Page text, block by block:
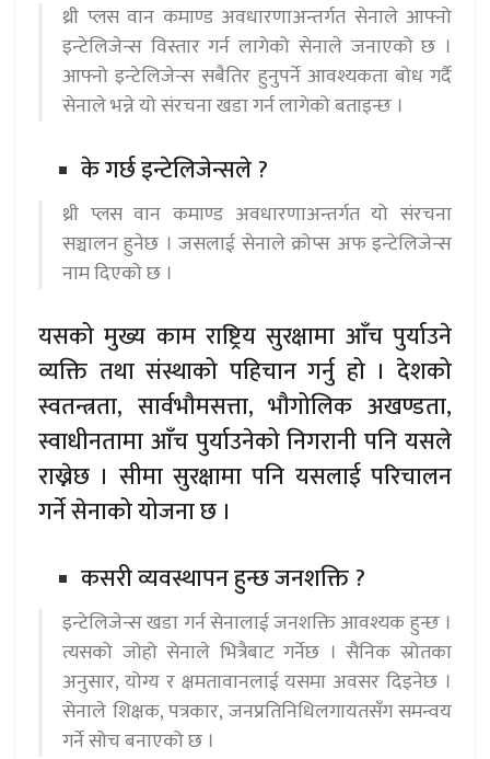
थ्री प्लस वान कमाण्ड अवधारणाअन्तर्गत सेनाले आफ्नो
इन्टेलिजेन्स विस्तार गर्न लागेको सेनाले जनाएको छ ।
आफ्नो इन्टेलिजेन्स सबैतिर हुनुपर्ने आवश्यकता बोध गर्दै
सेनाले भन्ने यो संरचना खडा गर्न लागेको बताइन्छ ।
के गर्छ इन्टेलिजेन्सले ?
थ्री प्लस वान कमाण्ड अवधारणाअन्तर्गत यो संरचना
सञ्चालन हुनेछ । जसलाई सेनाले क्रोप्स अफ इन्टेलिजेन्स
नाम दिएको छ ।
यसको मुख्य काम राष्ट्रिय सुरक्षामा आँच पुर्याउने
व्यक्ति तथा संस्थाको पहिचान गर्नु हो । देशको
स्वतन्त्रता, सार्वभौमसत्ता, भौगोलिक अखण्डता,
स्वाधीनतामा आँच पुर्याउनेको निगरानी पनि यसले
राख्नेछ । सीमा सुरक्षामा पनि यसलाई परिचालन
गर्ने सेनाको योजना छ ।
कसरी व्यवस्थापन हुन्छ जनशक्ति ?
इन्टेलिजेन्स खडा गर्न सेनालाई जनशक्ति आवश्यक हुन्छ ।
त्यसको जोहो सेनाले भित्रैबाट गर्नेछ । सैनिक स्रोतका
अनुसार, योग्य र क्षमतावानलाई यसमा अवसर दिइनेछ ।
सेनाले शिक्षक, पत्रकार, जनप्रतिनिधिलगायतसँग समन्वय
गर्ने सोच बनाएको छ ।